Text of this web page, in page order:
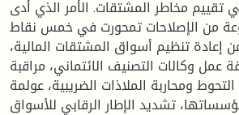
تقييم مخاطر المشتقات. الأمر الذي أدى
من الإصلاحات تمحورت في خمس نقاط
تنظيم أسواق المشتقات المالية،
عمل وكالات التصنيف الائتماني، مراقبة
ومحاربة الملاذات الضريبية، عولمة
تشديد الإطار الرقابي للأسواق